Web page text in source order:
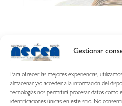
Gestionar
Para ofrecer las mejores experiencias,
almacenar y/o acceder a la información del
tecnologías nos permitirá procesar datos como
identificaciones únicas en este sitio. No
Calle
687